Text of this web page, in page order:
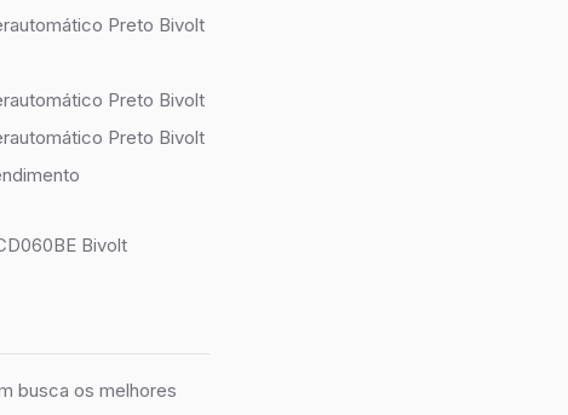
Preto Bivolt
Preto Bivolt
Preto Bivolt
Bivolt
busca os melhores